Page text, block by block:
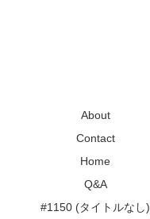
About
Contact
Home
Q&A
#1150 (タイトルなし)